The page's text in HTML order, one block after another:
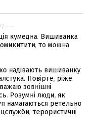
кумедна. Вишиванка
то можна
надівають вишиванку
Повірте, ріже
зовнішні
Розумні люди, як
намагаються ретельно
терористичні